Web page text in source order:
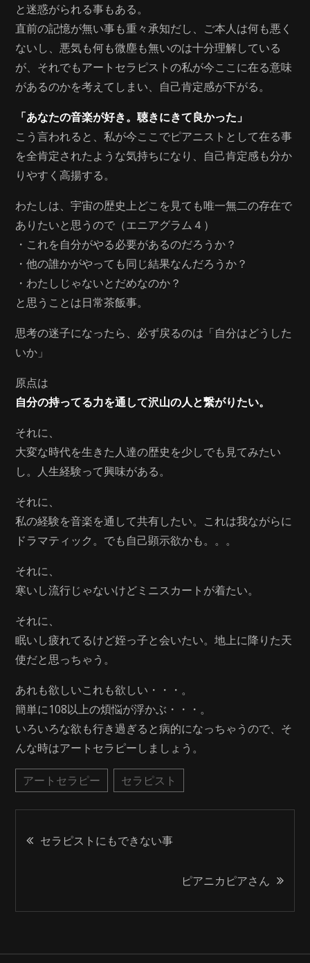
と迷惑がられる事もある。
直前の記憶が無い事も重々承知だし、ご本人は何も悪く
ないし、悪気も何も微塵も無いのは十分理解している
が、それでもアートセラピストの私が今ここに在る意味
があるのかを考えてしまい、自己肯定感が下がる。
「あなたの音楽が好き。聴きにきて良かった」
こう言われると、私が今ここでピアニストとして在る事
を全肯定されたような気持ちになり、自己肯定感も分か
りやすく高揚する。
わたしは、宇宙の歴史上どこを見ても唯一無二の存在で
ありたいと思うので（エニアグラム４）
・これを自分がやる必要があるのだろうか？
・他の誰かがやっても同じ結果なんだろうか？
・わたしじゃないとだめなのか？
と思うことは日常茶飯事。
思考の迷子になったら、必ず戻るのは「自分はどうした
いか」
原点は
自分の持ってる力を通して沢山の人と繋がりたい。
それに、
大変な時代を生きた人達の歴史を少しでも見てみたい
し。人生経験って興味がある。
それに、
私の経験を音楽を通して共有したい。これは我ながらに
ドラマティック。でも自己顕示欲かも。。。
それに、
寒いし流行じゃないけどミニスカートが着たい。
それに、
眠いし疲れてるけど姪っ子と会いたい。地上に降りた天
使だと思っちゃう。
あれも欲しいこれも欲しい・・・。
簡単に108以上の煩悩が浮かぶ・・・。
いろいろな欲も行き過ぎると病的になっちゃうので、そ
んな時はアートセラピーしましょう。
アートセラピー セラピスト
投
ナ
ビ
セラピストにもできない事
ピアニカピアさん